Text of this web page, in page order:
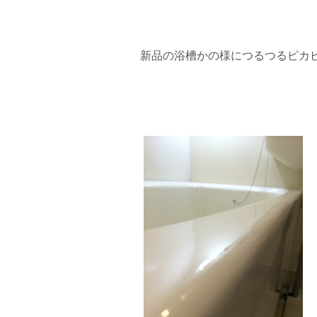
新品の浴槽かの様につるつるピカ